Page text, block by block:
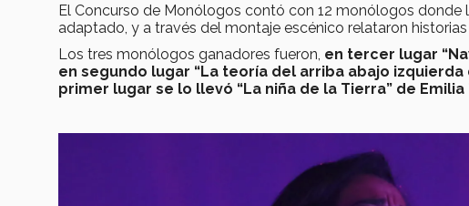
El Concurso de Monólogos contó con 12 monólogos
adaptado, y a través del montaje escénico relataron
Los tres monólogos ganadores fueron, en tercer lugar
en segundo lugar “La teoría del arriba abajo
primer lugar se lo llevó “La niña de la Tierra” de Emilia